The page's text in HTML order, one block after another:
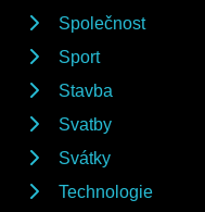
Společnost
Sport
Stavba
Svatby
Svátky
Technologie